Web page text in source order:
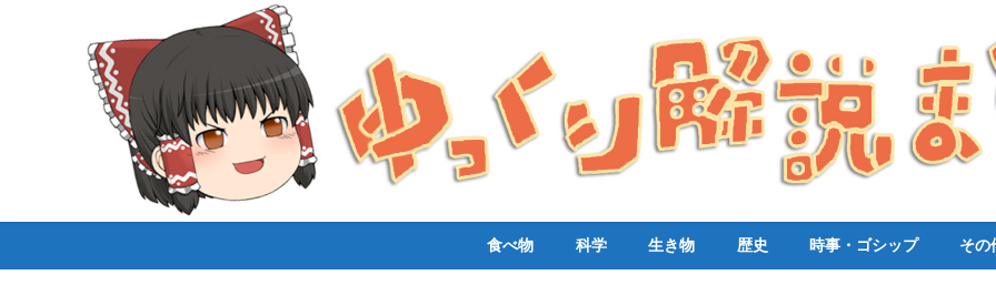
食べ物 科学 生き物 歴史 時事・ゴシップ その